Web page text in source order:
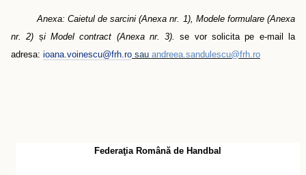
Anexa: Caietul de sarcini (Anexa nr. 1), Modele formulare (Anexa
nr. 2) și Model contract (Anexa nr. 3). se vor solicita pe e-mail la
adresa: ioana.voinescu@frh.ro sau andreea.sandulescu@frh.ro
Federaţia Română de Handbal